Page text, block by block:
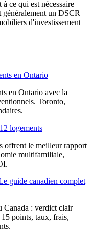
ce qui est nécessaire
un DSCR
d'investissement
en Ontario
en Ontario avec la
Toronto,
logements
offrent le meilleur rapport
multifamiliale,
guide canadien complet
Canada : verdict clair
points, taux, frais,